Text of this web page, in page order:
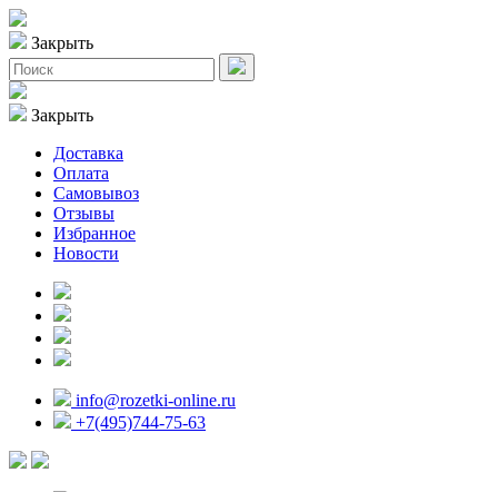
Закрыть
Закрыть
Доставка
Оплата
Самовывоз
Отзывы
Избранное
Новости
info@rozetki-online.ru
+7(495)744-75-63